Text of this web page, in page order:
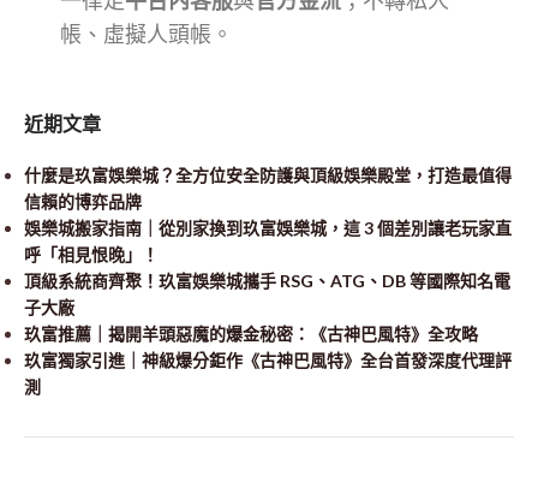
帳、虛擬人頭帳。
近期文章
什麼是玖富娛樂城？全方位安全防護與頂級娛樂殿堂，打造最值得
信賴的博弈品牌
娛樂城搬家指南｜從別家換到玖富娛樂城，這 3 個差別讓老玩家直
呼「相見恨晚」！
頂級系統商齊聚！玖富娛樂城攜手 RSG、ATG、DB 等國際知名電
子大廠
玖富推薦｜揭開羊頭惡魔的爆金秘密：《古神巴風特》全攻略
玖富獨家引進｜神級爆分鉅作《古神巴風特》全台首發深度代理評
測